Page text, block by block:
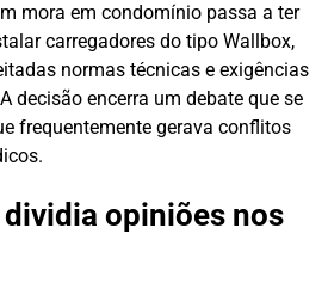
mora em condomínio passa a ter
carregadores do tipo Wallbox,
normas técnicas e exigências
decisão encerra um debate que se
frequentemente gerava conflitos
opiniões nos